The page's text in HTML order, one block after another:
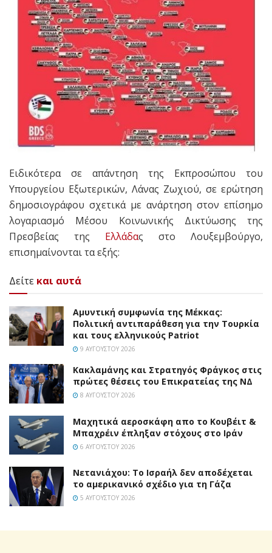
Ειδικότερα σε απάντηση της Εκπροσώπου του
Υπουργείου Εξωτερικών, Λάνας Ζωχιού, σε ερώτηση
δημοσιογράφου σχετικά με ανάρτηση στον επίσημο
λογαριασμό Μέσου Κοινωνικής Δικτύωσης της
Πρεσβείας της Ελλάδας στο Λουξεμβούργο,
επισημαίνονται τα εξής:
Δείτε και αυτά
Αμυντική συμφωνία της Μέκκας:
Πολιτική αντιπαράθεση για την Τουρκία
και τους ελληνικούς Patriot
9 ΑΥΓΟΎΣΤΟΥ 2026
Κακλαμάνης και Στρατηγός Φράγκος στις
πρώτες θέσεις του Επικρατείας της ΝΔ
8 ΑΥΓΟΎΣΤΟΥ 2026
Mαχητικά αεροσκάφη απο το Κουβέιτ &
Μπαχρέιν έπληξαν στόχους στο Ιράν
6 ΑΥΓΟΎΣΤΟΥ 2026
Νετανιάχου: Το Ισραήλ δεν αποδέχεται
το αμερικανικό σχέδιο για τη Γάζα
5 ΑΥΓΟΎΣΤΟΥ 2026